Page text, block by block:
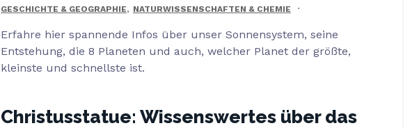
GESCHICHTE & GEOGRAPHIE, NATURWISSENSCHAFTEN & CHEMIE
Erfahre hier spannende Infos über unser Sonnensystem, seine
Entstehung, die 8 Planeten und auch, welcher Planet der größte,
kleinste und schnellste ist.
Christusstatue: Wissenswertes über das